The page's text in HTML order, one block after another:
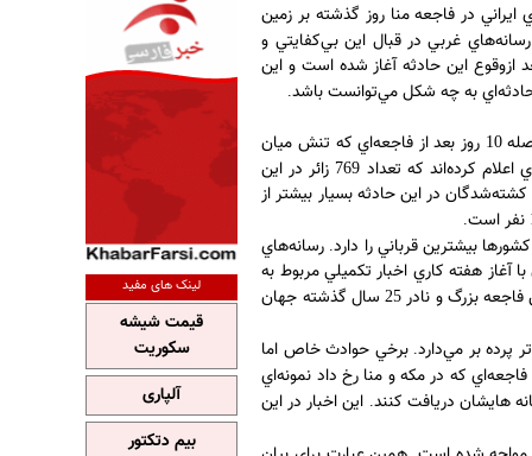
در فاجعه منا روز گذشته بر زمين
غربي در قبال اين بي‌كفايتي و
ازوقوع اين حادثه آغاز شده است و اين
به چه شكل مي‌توانست باشد.
10 روز بعد از فاجعه‌اي كه تنش ميان
كرده‌اند كه تعداد 769 زائر در اين
در اين حادثه بسيار بيشتر از
نفر است.
بيشترين قرباني را دارد. رسانه‌هاي
آغاز هفته كاري اخبار تكميلي مربوط به
بزرگ و نادر 25 سال گذشته جهان
پرده بر مي‌دارد.برخي حوادث خاص اما
فاجعه‌اي كه در مكه و منا رخ داد نمونه‌اي
هايشان دريافت كنند. اين اخبار در اين
لینک های مفید
قیمت شیشه
سکوریت
آلپاری
بیم دتکتور